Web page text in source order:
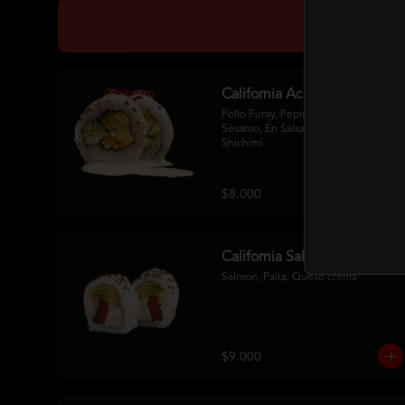
California Acevichada
Pollo Furay, Pepino, Palta Env. En
Sesamo, En Salsa Acevichada Y
Shichimi
$8.000
California Sake Cheese
Salmon, Palta, Queso crema
$9.000